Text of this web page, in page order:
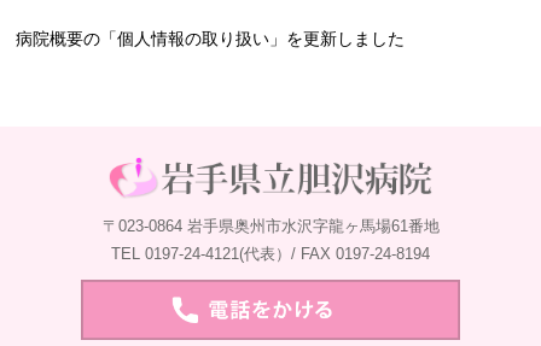
病院概要の「個人情報の取り扱い」を更新しました
〒023-0864 岩手県奥州市水沢字龍ヶ馬場61番地
TEL 0197-24-4121(代表）/ FAX 0197-24-8194